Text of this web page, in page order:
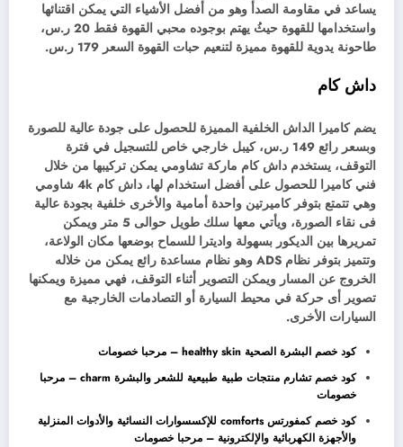
يساعد في مقاومة الصدأ وهو من أفضل الأشياء التي يمكن اقتنائها
واستخدامها للقهوة حيثُ يهتم بوجوده محبي القهوة فقط 20 ر.س،
طاحونة يدوية للقهوة مميزة لتنعيم حبات القهوة السعر 179 ر.س.
داش كام
يضم كاميرا الداش الخلفية المميزة للحصول على جودة عالية للصورة
وبسعر رائع 149 ر.س، كيبل خارجي خاص للتسجيل في فترة
التوقف، يستخدم داش كام ماركة تشاومي يمكن تركيبها من خلال
فني كاميرا للحصول على أفضل استخدام لها، داش كام 4k شاومي
وهي تتمتع بتوفر كاميرتين واحدة أمامية والأخرى خلفية بجودة عالية
فى نقاء الصورة، ويأتي معها سلك طويل حوالى 5 متر ويمكن
تمريرها بين الديكور بسهولة واديترا للسماح بوضعها مكان الولاعة،
وتتميز بتوفر نظام ADS وهو نظام مساعدة رائع يمكن من خلاله
الخروج عن المسار ويمكن التصوير أثناء التوقف، فهي مميزة ويمكنها
تصوير أى حركة في محيط السيارة أو التصادمات الخارجية مع
السيارات الأخرى.
كود خصم البشرة الصحية healthy skin – مرحبا خصومات
كود خصم تشارم منتجات طبية طبيعية للشعر والبشرة charm – مرحبا
خصومات
كود خصم كمفورتس comforts للإكسسوارات النسائية والأدوات المنزلية
والأجهزة الكهربائية والإلكترونية – مرحبا خصومات